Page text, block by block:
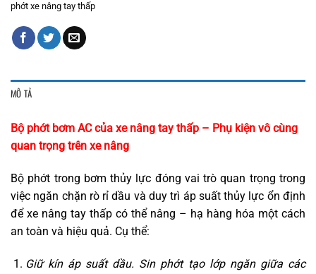
phớt xe nâng tay thấp
MÔ TẢ
Bộ phớt bơm AC của xe nâng tay thấp – Phụ kiện vô cùng
quan trọng trên xe nâng
Bộ phớt trong bơm thủy lực đóng vai trò quan trọng trong
việc ngăn chặn rò rỉ dầu và duy trì áp suất thủy lực ổn định
để xe nâng tay thấp có thể nâng – hạ hàng hóa một cách
an toàn và hiệu quả. Cụ thể:
Giữ kín áp suất dầu. Sin phớt tạo lớp ngăn giữa các